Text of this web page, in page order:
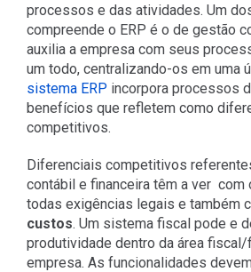
processos e das atividades. Um
compreende o ERP é o de gestão
auxilia a empresa com seus
um todo, centralizando-os em uma
sistema ERP incorpora processos
benefícios que refletem como
competitivos.
Diferenciais competitivos
contábil e financeira têm a ver com
todas exigências legais e também
custos. Um sistema fiscal pode e
produtividade dentro da área fiscal/
empresa. As funcionalidades